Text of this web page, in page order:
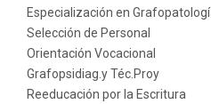
Especialización en
Selección de Personal
Orientación Vocacional
Grafopsidiag.y Téc.Proy
Reeducación por la Escritura